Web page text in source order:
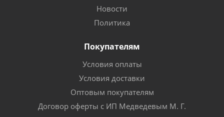
Новости
Политика
Покупателям
Условия оплаты
Условия доставки
Оптовым покупателям
Договор оферты с ИП Медведевым М. Г.